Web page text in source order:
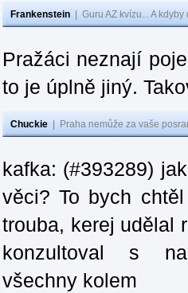
Frankenstein Guru AZ kvízu... A
Pražáci neznají
to je úplně jiný.
Chuckie Praha nemůže za vaše
kafka: (#393289)
věci? To bych
trouba, kerej udělal
konzultoval s
všechny kolem